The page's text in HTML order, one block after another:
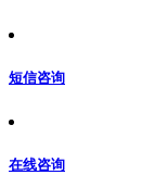
短信咨询
在线咨询